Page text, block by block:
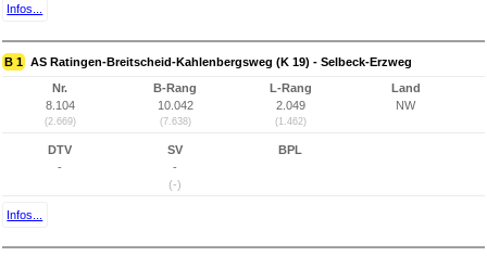
Infos...
B 1 AS Ratingen-Breitscheid-Kahlenbergsweg (K 19) - Selbeck-Erzweg
Nr.
8.104
(2.669)
B-Rang
10.042
(7.638)
L-Rang
2.049
(1.462)
Land
NW
DTV
-
SV
-
(-)
BPL
Infos...